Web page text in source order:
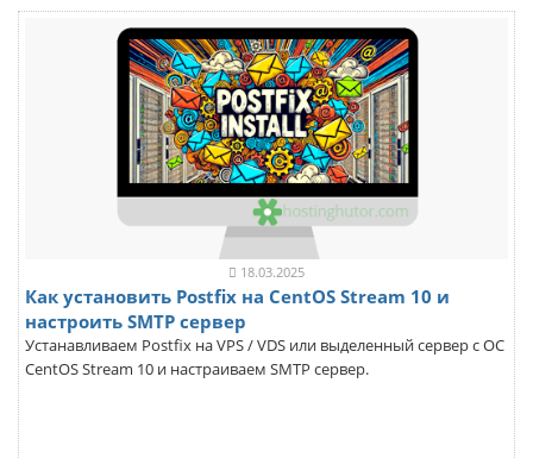
18.03.2025
Как установить Postfix на CentOS Stream 10 и
настроить SMTP сервер
Устанавливаем Postfix на VPS / VDS или выделенный сервер с ОС
CentOS Stream 10 и настраиваем SMTP сервер.